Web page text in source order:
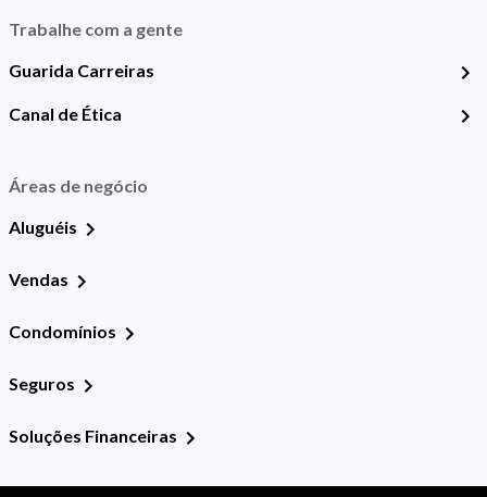
Trabalhe com a gente
Guarida Carreiras
Canal de Ética
Áreas de negócio
Aluguéis
Vendas
Condomínios
Seguros
Soluções Financeiras